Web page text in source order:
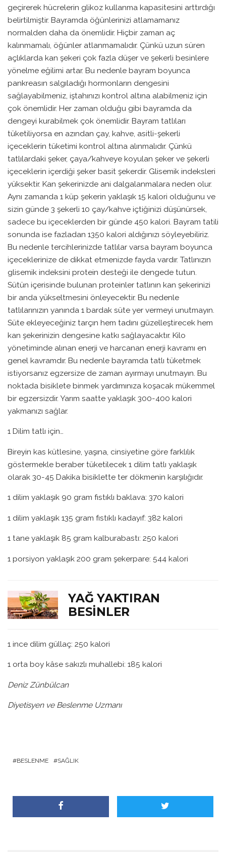
geçirerek hücrelerin glikoz kullanma kapasitesini arttırdığı
belirtilmiştir. Bayramda öğünlerinizi atlamamanız
normalden daha da önemlidir. Hiçbir zaman aç
kalınmamalı, öğünler atlanmamalıdır. Çünkü uzun süren
açlıklarda kan şekeri çok fazla düşer ve şekerli besinlere
yönelme eğilimi artar. Bu nedenle bayram boyunca
pankreasın salgıladığı hormonların dengesini
sağlayabilmeniz, iştahınızı kontrol altına alabilmeniz için
çok önemlidir. Her zaman olduğu gibi bayramda da
dengeyi kurabilmek çok önemlidir. Bayram tatlıları
tüketiliyorsa en azından çay, kahve, asitli-şekerli
içeceklerin tüketimi kontrol altına alınmalıdır. Çünkü
tatlılardaki şeker, çaya/kahveye koyulan şeker ve şekerli
içeceklerin içerdiği şeker basit şekerdir. Glisemik indeksleri
yüksektir. Kan şekerinizde ani dalgalanmalara neden olur.
Aynı zamanda 1 küp şekerin yaklaşık 15 kalori olduğunu ve
sizin günde 3 şekerli 10 çay/kahve içtiğinizi düşünürsek,
sadece bu içeceklerden bir günde 450 kalori. Bayram tatili
sonunda ise fazladan 1350 kalori aldığınızı söyleyebiliriz.
Bu nedenle tercihlerinizde tatlılar varsa bayram boyunca
içeceklerinize de dikkat etmenizde fayda vardır. Tatlınızın
glisemik indeksini protein desteği ile dengede tutun.
Sütün içerisinde bulunan proteinler tatlının kan şekerinizi
bir anda yükseltmesini önleyecektir. Bu nedenle
tatlılarınızın yanında 1 bardak süte yer vermeyi unutmayın.
Süte ekleyeceğiniz tarçın hem tadını güzelleştirecek hem
kan şekerinizin dengesine katkı sağlayacaktır. Kilo
yönetiminde alınan enerji ve harcanan enerji kavramı en
genel kavramdır. Bu nedenle bayramda tatlı tüketmek
istiyorsanız egzersize de zaman ayırmayı unutmayın. Bu
noktada bisiklete binmek yardımınıza koşacak mükemmel
bir egzersizdir. Yarım saatte yaklaşık 300-400 kalori
yakmanızı sağlar.
1 Dilim tatlı için…
Bireyin kas kütlesine, yaşına, cinsiyetine göre farklılık
göstermekle beraber tüketilecek 1 dilim tatlı yaklaşık
olarak 30-45 Dakika bisiklette ter dökmenin karşılığıdır.
1 dilim yaklaşık 90 gram fıstıklı baklava: 370 kalori
1 dilim yaklaşık 135 gram fıstıklı kadayıf: 382 kalori
1 tane yaklaşık 85 gram kalburabastı: 250 kalori
1 porsiyon yaklaşık 200 gram şekerpare: 544 kalori
YAĞ YAKTIRAN
BESINLER
1 ince dilim güllaç: 250 kalori
1 orta boy kâse sakızlı muhallebi: 185 kalori
Deniz Zünbülcan
Diyetisyen ve Beslenme Uzmanı
BESLENME SAĞLIK